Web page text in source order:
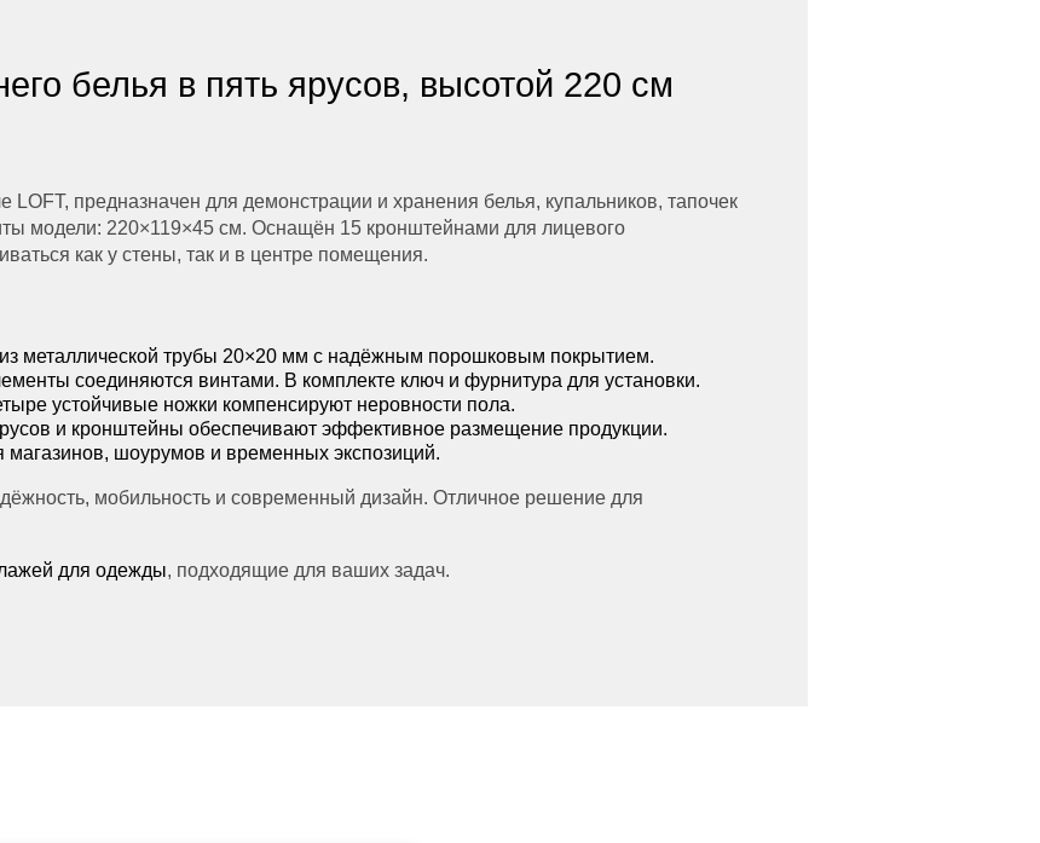
белья в пять ярусов, высотой 220 см
LOFT, предназначен для демонстрации и хранения белья, купальников, тапочек
модели: 220×119×45 см. Оснащён 15 кронштейнами для лицевого
как у стены, так и в центре помещения.
из металлической трубы 20×20 мм с надёжным порошковым покрытием.
соединяются винтами. В комплекте ключ и фурнитура для установки.
устойчивые ножки компенсируют неровности пола.
и кронштейны обеспечивают эффективное размещение продукции.
магазинов, шоурумов и временных экспозиций.
мобильность и современный дизайн. Отличное решение для
для одежды, подходящие для ваших задач.